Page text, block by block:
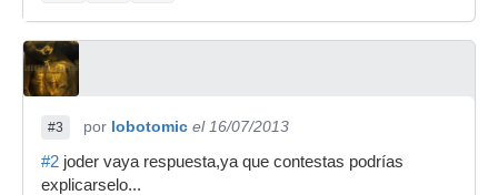
#3 por lobotomic el 16/07/2013
#2 joder vaya respuesta,ya que contestas podrías
explicarselo...